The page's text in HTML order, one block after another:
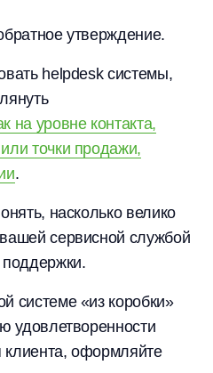
утверждение.
helpdesk системы,
на уровне контакта,
точки продажи,
.
насколько велико
сервисной службой
поддержки.
системе «из коробки»
удовлетворенности
оформляйте